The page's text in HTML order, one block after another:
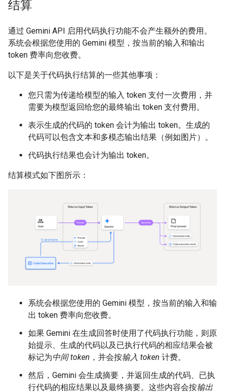
结算
通过 Gemini API 启用代码执行功能不会产生额外的费用。
系统会根据您使用的 Gemini 模型，按当前的输入和输出
token 费率向您收费。
以下是关于代码执行结算的一些其他事项：
您只需为传递给模型的输入 token 支付一次费用，并
需要为模型返回给您的最终输出 token 支付费用。
表示生成的代码的 token 会计为输出 token。生成的
代码可以包含文本和多模态输出结果（例如图片）。
代码执行结果也会计为输出 token。
结算模式如下图所示：
系统会根据您使用的 Gemini 模型，按当前的输入和输
出 token 费率向您收费。
如果 Gemini 在生成回答时使用了代码执行功能，则原
始提示、生成的代码以及已执行代码的相应结果会被
标记为中间 token ，并会按输入 token 计费。
然后，Gemini 会生成摘要，并返回生成的代码、已执
行代码的相应结果以及最终摘要。这些内容会按输出